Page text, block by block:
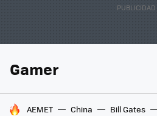
Gamer
HOY SE HABLA DE
AEMET China Bill Gates